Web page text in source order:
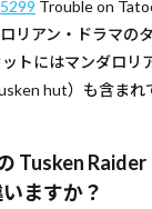
Trouble on
リアン・ドラマの
トにはマンダロリ
hut）も含まれ
Tusken Raider
ますか？